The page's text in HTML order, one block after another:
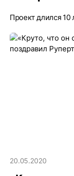
Проект длился 10
20.05.2020